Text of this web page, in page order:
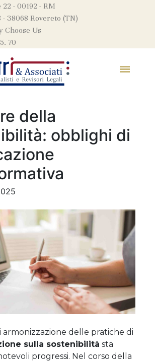
- 00192 - RM
- 38068 Rovereto (TN)
Choose Us
70
della
obblighi di
armonizzazione delle pratiche di
sulla sostenibilità sta
progressi. Nel corso della